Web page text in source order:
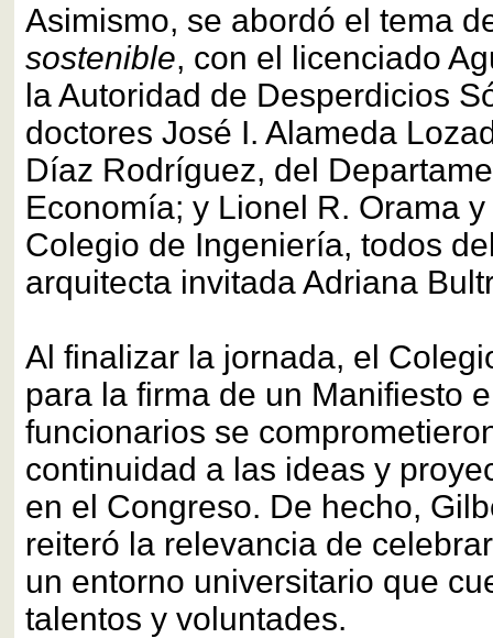
Asimismo, se abordó el tema
sostenible, con el licenciado
la Autoridad de Desperdicios
doctores José I. Alameda
Díaz Rodríguez, del
Economía; y Lionel R. Orama
Colegio de Ingeniería, todos
arquitecta invitada Adriana
Al finalizar la jornada, el
para la firma de un Manifiesto
funcionarios se
continuidad a las ideas y
en el Congreso. De hecho,
reiteró la relevancia de
un entorno universitario que
talentos y voluntades.